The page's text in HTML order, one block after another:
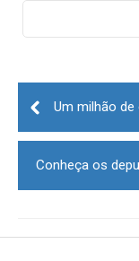
Post
navigation